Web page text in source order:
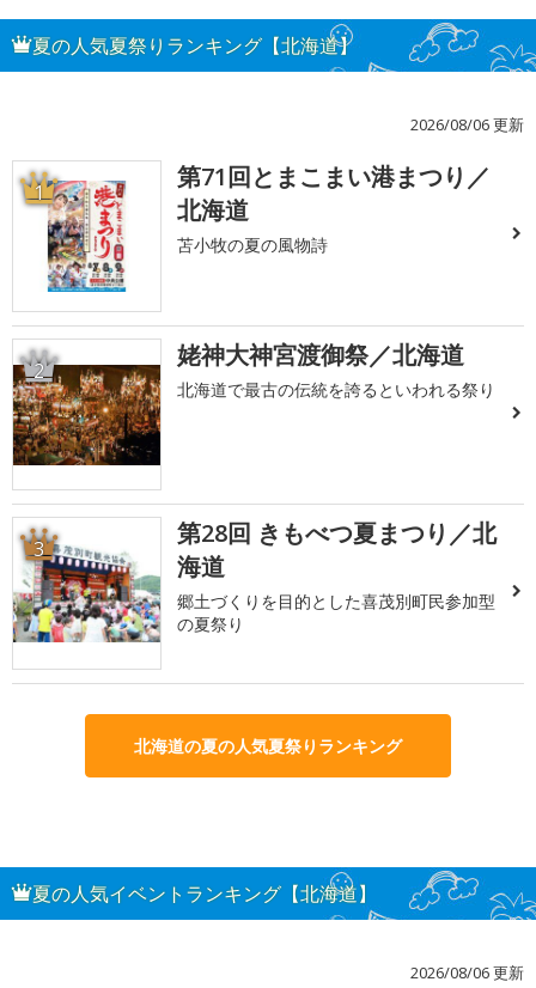
夏の人気夏祭りランキング【北海道】
2026/08/06 更新
1
第71回とまこまい港まつり／
北海道
苫小牧の夏の風物詩
2 姥神大神宮渡御祭／北海道
北海道で最古の伝統を誇るといわれる祭り
3
第28回 きもべつ夏まつり／北
海道
郷土づくりを目的とした喜茂別町民参加型
の夏祭り
北海道の夏の人気夏祭りランキング
夏の人気イベントランキング【北海道】
2026/08/06 更新